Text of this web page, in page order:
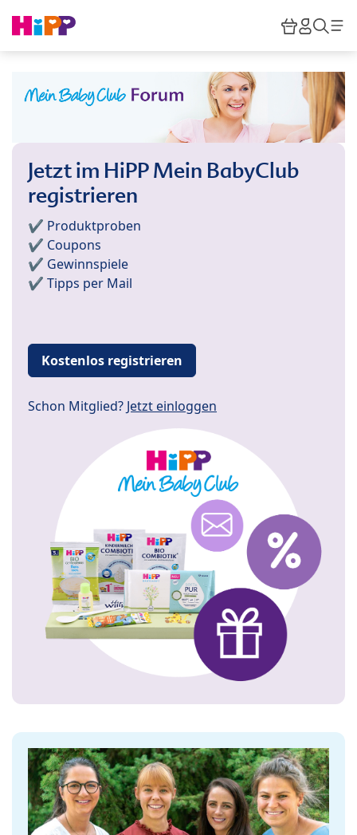
HiPP
Jetzt im HiPP Mein BabyClub
registrieren
✔️ Produktproben
✔️ Coupons
✔️ Gewinnspiele
✔️ Tipps per Mail
Kostenlos registrieren
Schon Mitglied? Jetzt einloggen